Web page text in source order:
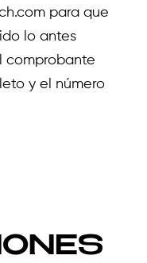
para que
lo antes
comprobante
y el número